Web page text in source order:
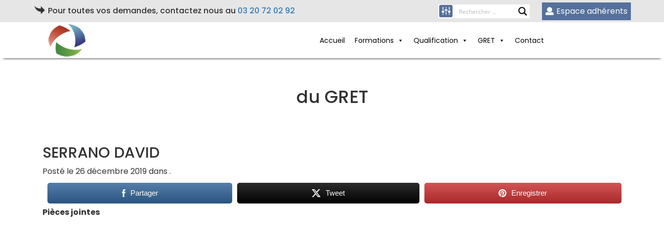
Pour toutes vos demandes, contactez nous au 03 20 72 02 92 Espace adhérents
Accueil Formations Qualification GRET Contact
du GRET
SERRANO DAVID
Posté le 26 décembre 2019 dans .
Partager Tweet Enregistrer
Pièces jointes